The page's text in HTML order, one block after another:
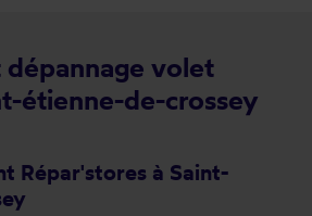
volet
étienne-de-crossey
Répar'stores à Saint-